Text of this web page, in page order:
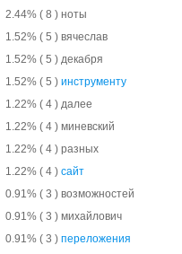
2.44% ( 8 ) ноты
1.52% ( 5 ) вячеслав
1.52% ( 5 ) декабря
1.52% ( 5 ) инструменту
1.22% ( 4 ) далее
1.22% ( 4 ) миневский
1.22% ( 4 ) разных
1.22% ( 4 ) сайт
0.91% ( 3 ) возможностей
0.91% ( 3 ) михайлович
0.91% ( 3 ) переложения